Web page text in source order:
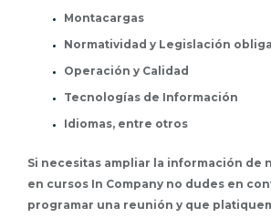
Montacargas
Normatividad y Legislación
Operación y Calidad
Tecnologías de Información
Idiomas, entre otros
Si necesitas ampliar la información de
en cursos In Company no dudes en
programar una reunión y que